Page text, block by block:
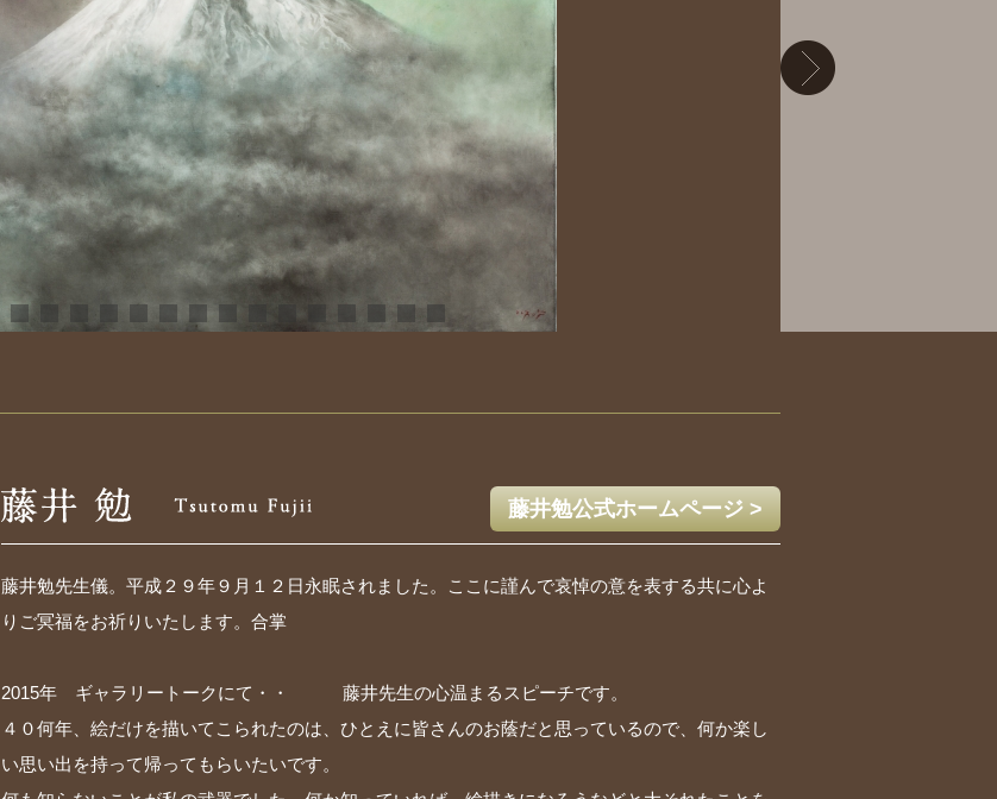
藤井勉公式ホームページ >
藤井勉先生儀。平成２９年９月１２日永眠されました。ここに謹んで哀悼の意を表する共に心よ
りご冥福をお祈りいたします。合掌
2015年 ギャラリートークにて・・ 藤井先生の心温まるスピーチです。
４０何年、絵だけを描いてこられたのは、ひとえに皆さんのお蔭だと思っているので、何か楽し
い思い出を持って帰ってもらいたいです。